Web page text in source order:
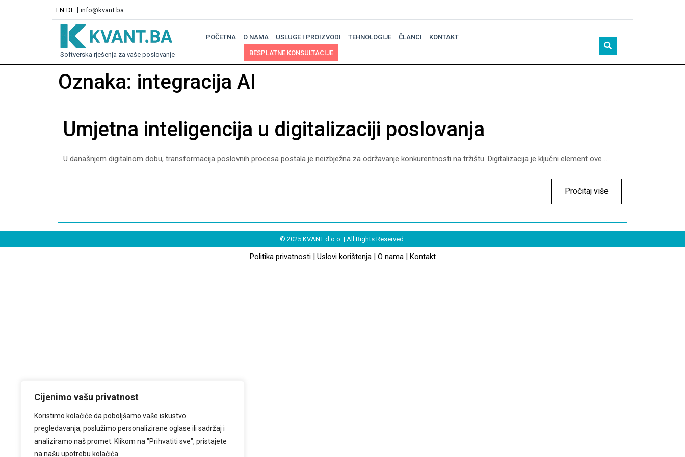
Cijenimo vašu privatnost
Koristimo kolačiće da poboljšamo vaše iskustvo
pregledavanja, poslužimo personalizirane oglase ili sadržaj i
analiziramo naš promet. Klikom na "Prihvatiti sve", pristajete
na našu upotrebu kolačića.
EN DE | info@kvant.ba
Softverska rješenja za vaše poslovanje
POČETNA O NAMA USLUGE I PROIZVODI TEHNOLOGIJE ČLANCI KONTAKT
BESPLATNE KONSULTACIJE
Oznaka: integracija AI
Umjetna inteligencija u digitalizaciji poslovanja
U današnjem digitalnom dobu, transformacija poslovnih procesa postala je neizbježna za održavanje konkurentnosti na tržištu. Digitalizacija je ključni element ove ...
Pročitaj više
© 2025 KVANT d.o.o. | All Rights Reserved.
Politika privatnosti| Uslovi korištenja| O nama| Kontakt